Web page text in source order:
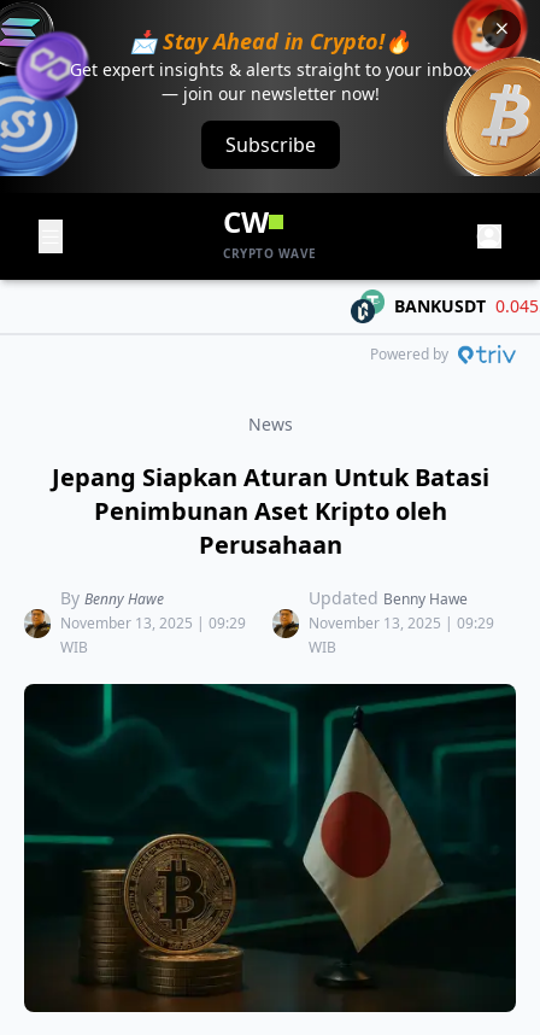
📩 Stay Ahead in Crypto!🔥
Get expert insights & alerts straight to your inbox
— join our newsletter now!
Subscribe
CW
CRYPTO WAVE
BANKUSDT 0.04552
Powered by
News
Jepang Siapkan Aturan Untuk Batasi
Penimbunan Aset Kripto oleh
Perusahaan
By Benny Hawe
November 13, 2025 | 09:29
WIB
Updated Benny Hawe
November 13, 2025 | 09:29
WIB